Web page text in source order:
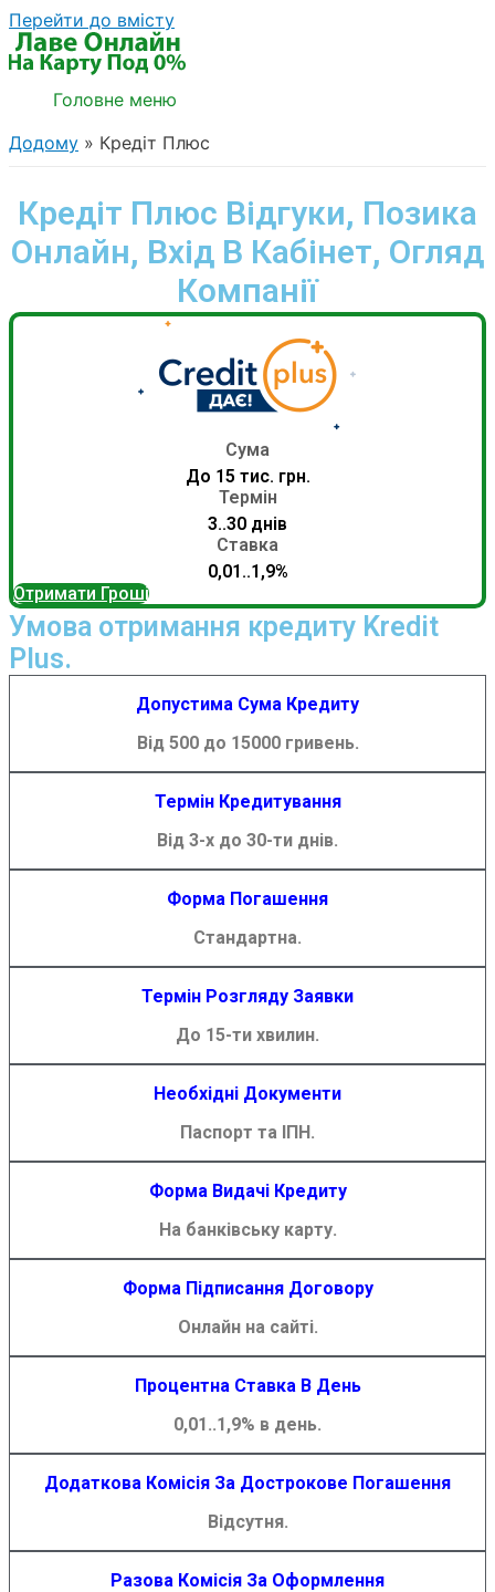
Перейти до вмісту
Головне меню
Додому
Кредіт Плюс
Кредіт Плюс Відгуки, Позика
Онлайн, Вхід В Кабінет, Огляд
Компанії
Сума
До 15 тис. грн.
Термін
3..30 днів
Ставка
0,01..1,9%
Отримати Гроші
Умова отримання кредиту Kredit
Plus.
Допустима Сума Кредиту
Від 500 до 15000 гривень.
Термін Кредитування
Від 3-х до 30-ти днів.
Форма Погашення
Стандартна.
Термін Розгляду Заявки
До 15-ти хвилин.
Необхідні Документи
Паспорт та ІПН.
Форма Видачі Кредиту
На банківську карту.
Форма Підписання Договору
Онлайн на сайті.
Процентна Ставка В День
0,01..1,9% в день.
Додаткова Комісія За Дострокове Погашення
Відсутня.
Разова Комісія За Оформлення